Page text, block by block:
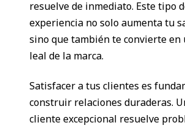
resuelve de inmediato. Este tipo
experiencia no solo aumenta tu
sino que también te convierte en
leal de la marca.
Satisfacer a tus clientes es
construir relaciones duraderas.
cliente excepcional resuelve